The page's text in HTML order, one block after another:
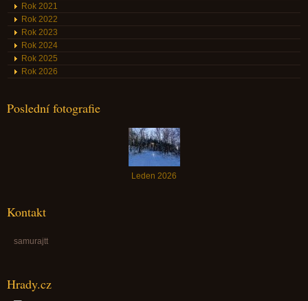
Rok 2021
Rok 2022
Rok 2023
Rok 2024
Rok 2025
Rok 2026
Poslední fotografie
Leden 2026
Kontakt
samurajtt
Hrady.cz